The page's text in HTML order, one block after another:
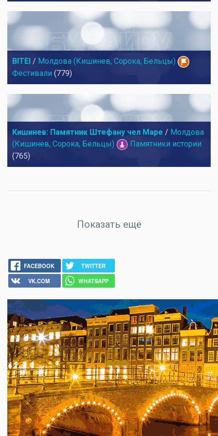
BITEI / Молдова (Кишинев, Сорока, Бельцы)
Фестивали (779)
Кишинев: Памятник Штефану чел Маре / Молдова
(Кишинев, Сорока, Бельцы)
Памятники истории
(765)
Показать ещё
FACEBOOK
TWITTER
VK.COM
WHATSAPP